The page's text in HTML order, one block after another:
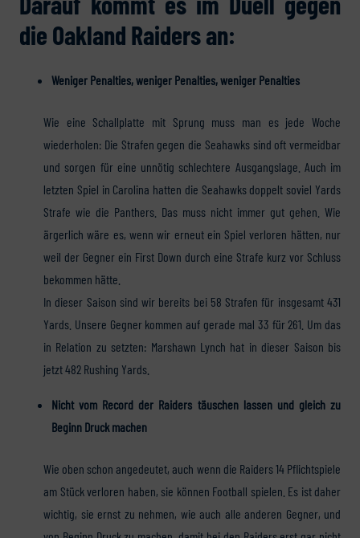
die Oakland Raiders an:
Weniger Penalties, weniger Penalties, weniger Penalties
Wie eine Schallplatte mit Sprung muss man es jede Woche
wiederholen: Die Strafen gegen die Seahawks sind oft vermeidbar
und sorgen für eine unnötig schlechtere Ausgangslage. Auch im
letzten Spiel in Carolina hatten die Seahawks doppelt soviel Yards
Strafe wie die Panthers. Das muss nicht immer gut gehen. Wie
ärgerlich wäre es, wenn wir erneut ein Spiel verloren hätten, nur
weil der Gegner ein First Down durch eine Strafe kurz vor Schluss
bekommen hätte.
In dieser Saison sind wir bereits bei 58 Strafen für insgesamt 431
Yards. Unsere Gegner kommen auf gerade mal 33 für 261. Um das
in Relation zu setzten: Marshawn Lynch hat in dieser Saison bis
jetzt 482 Rushing Yards.
Nicht vom Record der Raiders täuschen lassen und gleich zu
Beginn Druck machen
Wie oben schon angedeutet, auch wenn die Raiders 14 Pflichtspiele
am Stück verloren haben, sie können Football spielen. Es ist daher
wichtig, sie ernst zu nehmen, wie auch alle anderen Gegner, und